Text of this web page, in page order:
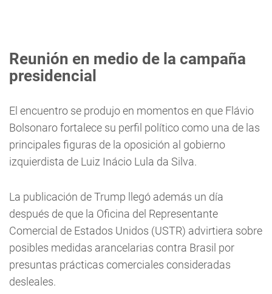
Reunión en medio de la campaña
presidencial
El encuentro se produjo en momentos en que Flávio
Bolsonaro fortalece su perfil político como una de las
principales figuras de la oposición al gobierno
izquierdista de Luiz Inácio Lula da Silva.
La publicación de Trump llegó además un día
después de que la Oficina del Representante
Comercial de Estados Unidos (USTR) advirtiera sobre
posibles medidas arancelarias contra Brasil por
presuntas prácticas comerciales consideradas
desleales.